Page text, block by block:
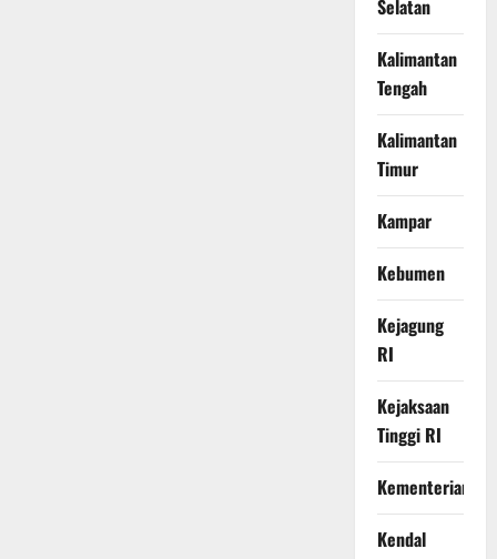
Selatan
Kalimantan
Tengah
Kalimantan
Timur
Kampar
Kebumen
Kejagung
RI
Kejaksaan
Tinggi RI
Kementerian
Kendal